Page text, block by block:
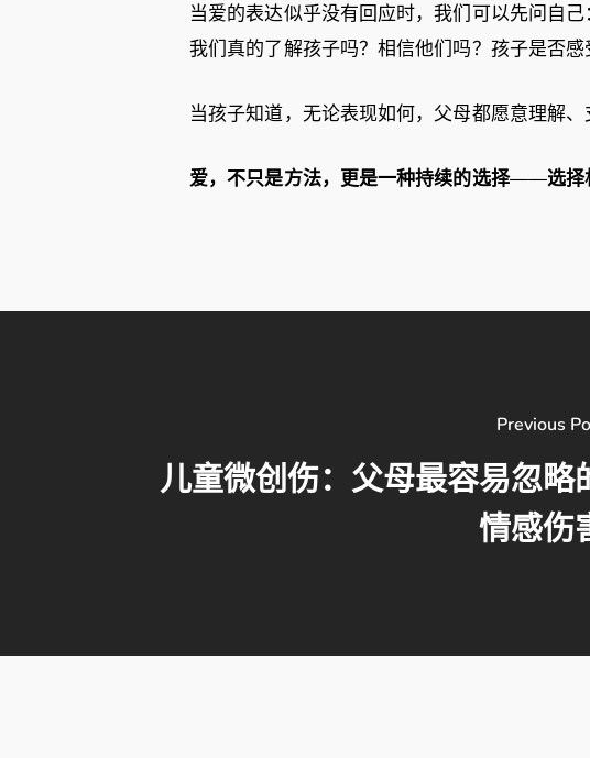
当爱的表达似乎没有回应时，我们可以先问自己
我们真的了解孩子吗？相信他们吗？孩子是否感
当孩子知道，无论表现如何，父母都愿意理解
爱，不只是方法，更是一种持续的选择——选择
Previous
儿童微创伤：父母最容易忽略
情感伤